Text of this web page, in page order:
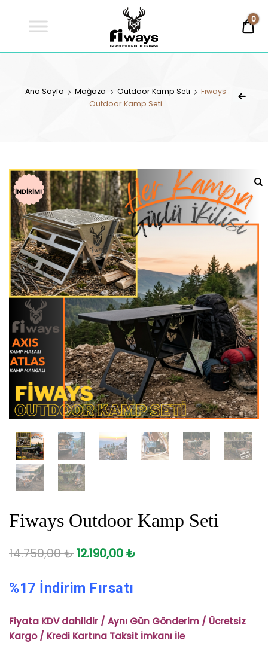
0
Ana Sayfa Mağaza Outdoor Kamp Seti
Fiways
Outdoor Kamp Seti
İNDIRIM!
Fiways Outdoor Kamp Seti
14.750,00₺12.190,00₺
%17 İndirim Fırsatı
Fiyata KDV dahildir / Aynı Gün Gönderim / Ücretsiz
Kargo / Kredi Kartına Taksit İmkanı İle